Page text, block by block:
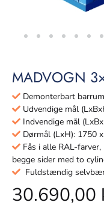
MADVOGN
Demonterbart
Udvendige mål
Indvendige mål
Dørmål (LxH): 1750
Fås i alle RAL-
begge sider med to
Fuldstændig
30.690,00